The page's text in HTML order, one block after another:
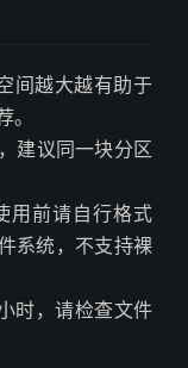
间越大越有助于
建议同一块分区
用前请自行格式
系统，不支持裸
时，请检查文件